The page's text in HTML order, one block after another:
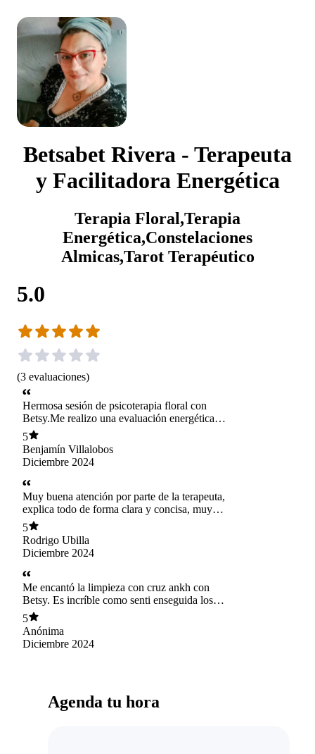
Betsabet Rivera - Terapeuta
y Facilitadora Energética
Terapia Floral,Terapia
Energética,Constelaciones
Almicas,Tarot Terapéutico
5.0
(3 evaluaciones)
Hermosa sesión de psicoterapia floral con
Betsy.Me realizo una evaluación energética
completa y un ejercicio de conexión que me dio
mucha calma.Me dio el detalle de las esencias
florales que van en mi fórmula personalizada y
cada una de ellas me hizo mucho sentido. Me
siento muy aliviado y tranquilo. La recomiendo.
5
Benjamín Villalobos
Diciembre 2024
Muy buena atención por parte de la terapeuta,
explica todo de forma clara y concisa, muy
empática y amable. Recomiendo sus servicios.
5
Rodrigo Ubilla
Diciembre 2024
Me encantó la limpieza con cruz ankh con
Betsy. Es incríble como senti enseguida los
beneficios.LLevaba meses con insomnio
crónico y dolores de cabeza intensos. Ahora me
siento renovada. Mil gracias.Totalmente
recomendada.
5
Anónima
Diciembre 2024
Agenda tu hora